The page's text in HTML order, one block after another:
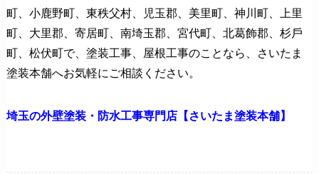
町、⼩⿅野町、東秩⽗村、児⽟郡、美⾥町、神川町、上⾥
町、⼤⾥郡、寄居町、南埼⽟郡、宮代町、北葛飾郡、杉⼾
町、松伏町で、塗装工事、屋根工事のことなら、さいたま
塗装本舗へお気軽にご相談ください。
埼玉の外壁塗装・防水工事専門店【さいたま塗装本舗】